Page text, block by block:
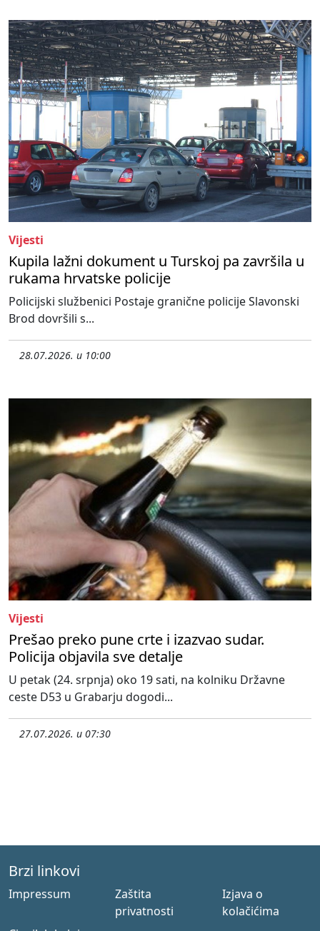
Vijesti
Kupila lažni dokument u Turskoj pa završila u
rukama hrvatske policije
Policijski službenici Postaje granične policije Slavonski
Brod dovršili s...
28.07.2026. u 10:00
Vijesti
Prešao preko pune crte i izazvao sudar.
Policija objavila sve detalje
U petak (24. srpnja) oko 19 sati, na kolniku Državne
ceste D53 u Grabarju dogodi...
27.07.2026. u 07:30
Brzi linkovi
Impressum
Zaštita
privatnosti
Izjava o
kolačićima